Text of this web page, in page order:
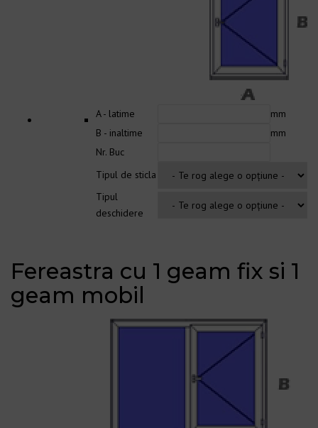
A - latime
mm
B - inaltime
mm
Nr. Buc
Tipul de sticla
Tipul
deschidere
Fereastra cu 1 geam fix si 1
geam mobil